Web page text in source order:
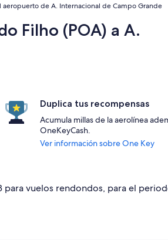
de A. Internacional de Campo Grande
Filho (POA) a A.
Duplica tus recompensas
Acumula millas de la aerolínea
OneKeyCash.
Ver información sobre One Key
para vuelos rendondos, para el